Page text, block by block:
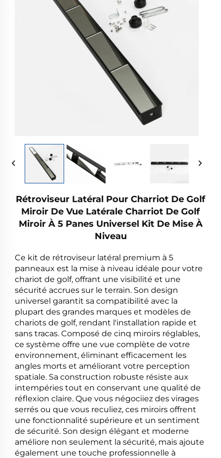
Rétroviseur Latéral Pour Charriot De Golf
Miroir De Vue Latérale Charriot De Golf
Miroir À 5 Panes Universel Kit De Mise À
Niveau
Ce kit de rétroviseur latéral premium à 5
panneaux est la mise à niveau idéale pour votre
chariot de golf, offrant une visibilité et une
sécurité accrues sur le terrain. Son design
universel garantit sa compatibilité avec la
plupart des grandes marques et modèles de
chariots de golf, rendant l'installation rapide et
sans tracas. Composé de cinq miroirs réglables,
ce système offre une vue complète de votre
environnement, éliminant efficacement les
angles morts et améliorant votre perception
spatiale. Sa construction robuste résiste aux
intempéries tout en conservant une qualité de
réflexion claire. Que vous négociiez des virages
serrés ou que vous reculiez, ces miroirs offrent
une fonctionnalité supérieure et un sentiment
de sécurité. Son design élégant et moderne
améliore non seulement la sécurité, mais ajoute
également une touche professionnelle à